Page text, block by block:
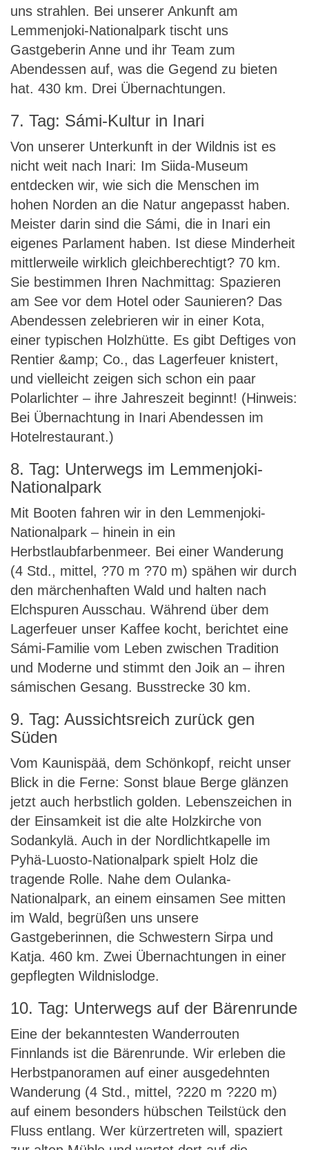
uns strahlen. Bei unserer Ankunft am
Lemmenjoki-Nationalpark tischt uns
Gastgeberin Anne und ihr Team zum
Abendessen auf, was die Gegend zu bieten
hat. 430 km. Drei Übernachtungen.
7. Tag: Sámi-Kultur in Inari
Von unserer Unterkunft in der Wildnis ist es
nicht weit nach Inari: Im Siida-Museum
entdecken wir, wie sich die Menschen im
hohen Norden an die Natur angepasst haben.
Meister darin sind die Sámi, die in Inari ein
eigenes Parlament haben. Ist diese Minderheit
mittlerweile wirklich gleichberechtigt? 70 km.
Sie bestimmen Ihren Nachmittag: Spazieren
am See vor dem Hotel oder Saunieren? Das
Abendessen zelebrieren wir in einer Kota,
einer typischen Holzhütte. Es gibt Deftiges von
Rentier &amp; Co., das Lagerfeuer knistert,
und vielleicht zeigen sich schon ein paar
Polarlichter – ihre Jahreszeit beginnt! (Hinweis:
Bei Übernachtung in Inari Abendessen im
Hotelrestaurant.)
8. Tag: Unterwegs im Lemmenjoki-
Nationalpark
Mit Booten fahren wir in den Lemmenjoki-
Nationalpark – hinein in ein
Herbstlaubfarbenmeer. Bei einer Wanderung
(4 Std., mittel, ?70 m ?70 m) spähen wir durch
den märchenhaften Wald und halten nach
Elchspuren Ausschau. Während über dem
Lagerfeuer unser Kaffee kocht, berichtet eine
Sámi-Familie vom Leben zwischen Tradition
und Moderne und stimmt den Joik an – ihren
sámischen Gesang. Busstrecke 30 km.
9. Tag: Aussichtsreich zurück gen
Süden
Vom Kaunispää, dem Schönkopf, reicht unser
Blick in die Ferne: Sonst blaue Berge glänzen
jetzt auch herbstlich golden. Lebenszeichen in
der Einsamkeit ist die alte Holzkirche von
Sodankylä. Auch in der Nordlichtkapelle im
Pyhä-Luosto-Nationalpark spielt Holz die
tragende Rolle. Nahe dem Oulanka-
Nationalpark, an einem einsamen See mitten
im Wald, begrüßen uns unsere
Gastgeberinnen, die Schwestern Sirpa und
Katja. 460 km. Zwei Übernachtungen in einer
gepflegten Wildnislodge.
10. Tag: Unterwegs auf der Bärenrunde
Eine der bekanntesten Wanderrouten
Finnlands ist die Bärenrunde. Wir erleben die
Herbstpanoramen auf einer ausgedehnten
Wanderung (4 Std., mittel, ?220 m ?220 m)
auf einem besonders hübschen Teilstück den
Fluss entlang. Wer kürzertreten will, spaziert